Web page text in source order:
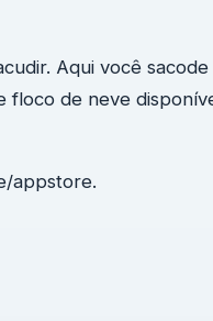
Aqui você
de neve
appstore.